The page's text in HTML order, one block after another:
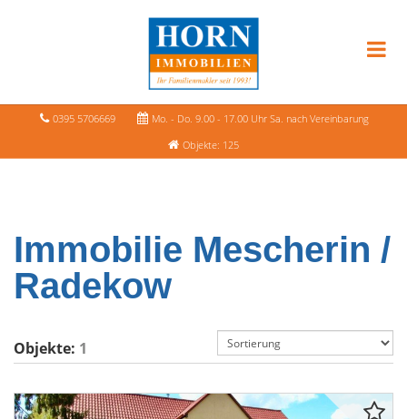
0395 5706669
Mo. - Do. 9.00 - 17.00 Uhr Sa. nach Vereinbarung
Objekte: 125
Immobilie Mescherin /
Radekow
Objekte: 1